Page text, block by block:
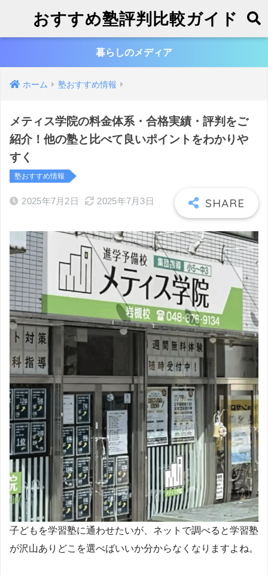
おすすめ塾評判比較ガイド
暮らしのメディア
ホーム 塾おすすめ情報
メティス学院の料金体系・合格実績・評判をご
紹介！他の塾と比べて良いポイントをわかりや
すく
塾おすすめ情報
2025年7月2日 2025年7月3日
子どもを学習塾に通わせたいが、ネットで調べると学習塾
が沢山ありどこを選べばいいか分からなくなりますよね。